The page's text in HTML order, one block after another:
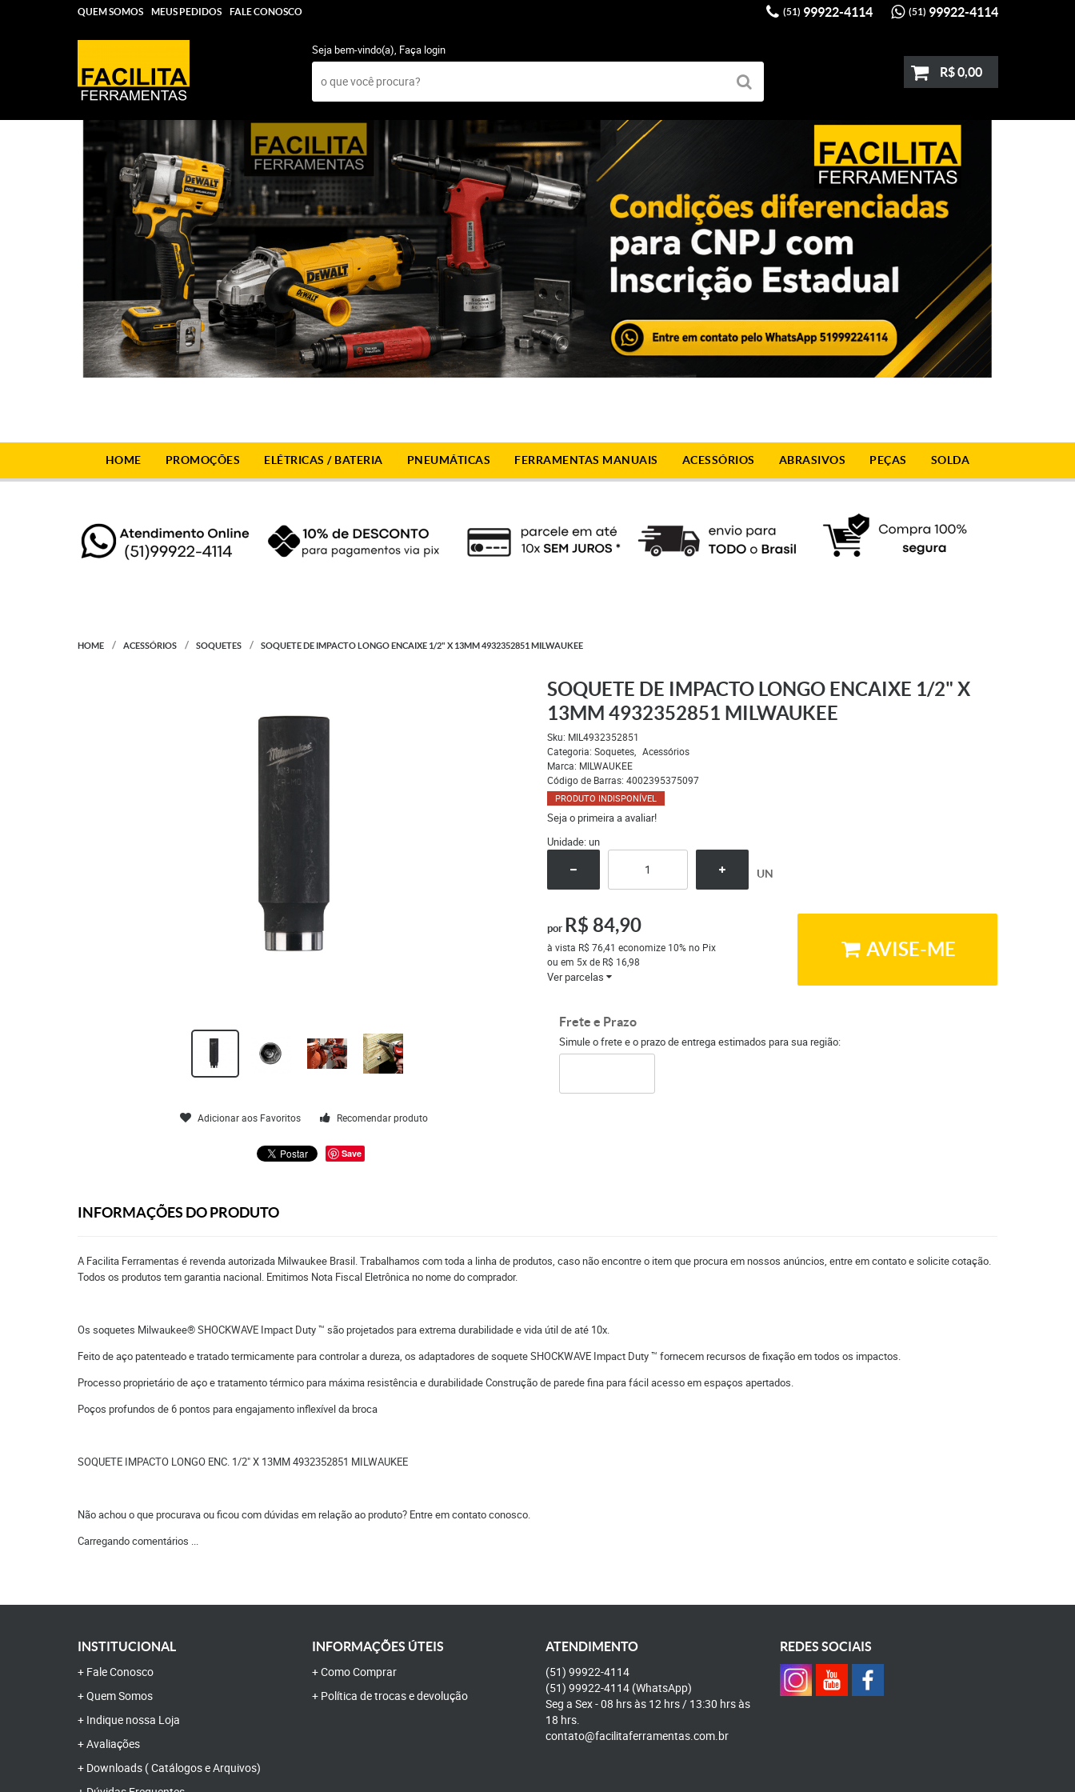
QUEM SOMOS MEUS PEDIDOS FALE CONOSCO (51) 99922-4114 (51) 99922-4114
Seja bem-vindo(a), Faça login
R$ 0,00
HOME PROMOÇÕES ELÉTRICAS / BATERIA PNEUMÁTICAS FERRAMENTAS MANUAIS ACESSÓRIOS ABRASIVOS PEÇAS SOLDA
HOME ACESSÓRIOS SOQUETES SOQUETE DE IMPACTO LONGO ENCAIXE 1/2" X 13MM 4932352851 MILWAUKEE
Adicionar aos Favoritos Recomendar produto
Save
SOQUETE DE IMPACTO LONGO ENCAIXE 1/2" X
13MM 4932352851 MILWAUKEE
Sku: MIL4932352851
Categoria: Soquetes
Acessórios
Marca: MILWAUKEE
Código de Barras: 4002395375097
PRODUTO INDISPONÍVEL
Seja o primeira a avaliar!
Unidade: un
UN
por R$ 84,90
à vista R$ 76,41 economize 10%no Pix
ou em 5xde R$ 16,98
Ver parcelas
AVISE-ME
Frete e Prazo
Simule o frete e o prazo de entrega estimados para sua região:
INFORMAÇÕES DO PRODUTO
A Facilita Ferramentas é revenda autorizada Milwaukee Brasil. Trabalhamos com toda a linha de produtos, caso não encontre o item que procura em nossos anúncios, entre em contato e solicite cotação.
Todos os produtos tem garantia nacional. Emitimos Nota Fiscal Eletrônica no nome do comprador.
Os soquetes Milwaukee® SHOCKWAVE Impact Duty ™ são projetados para extrema durabilidade e vida útil de até 10x.
Feito de aço patenteado e tratado termicamente para controlar a dureza, os adaptadores de soquete SHOCKWAVE Impact Duty ™ fornecem recursos de fixação em todos os impactos.
Processo proprietário de aço e tratamento térmico para máxima resistência e durabilidade Construção de parede fina para fácil acesso em espaços apertados.
Poços profundos de 6 pontos para engajamento inflexível da broca
SOQUETE IMPACTO LONGO ENC. 1/2" X 13MM 4932352851 MILWAUKEE
Não achou o que procurava ou ficou com dúvidas em relação ao produto? Entre em contato conosco.
Carregando comentários ...
INSTITUCIONAL
Fale Conosco
Quem Somos
Indique nossa Loja
Avaliações
Downloads ( Catálogos e Arquivos)
INFORMAÇÕES ÚTEIS
Como Comprar
Política de trocas e devolução
ATENDIMENTO
(51) 99922-4114
(51) 99922-4114 (WhatsApp)
Seg a Sex - 08 hrs às 12 hrs / 13:30 hrs às
18 hrs.
contato@facilitaferramentas.com.br
REDES SOCIAIS